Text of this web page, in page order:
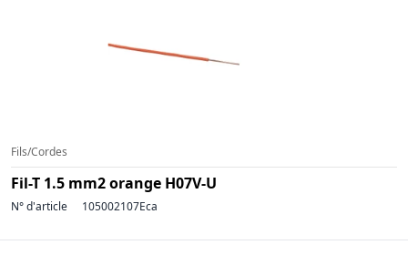
Fils/Cordes
Fil-T 1.5 mm2 orange H07V-U
N° d'article 105002107Eca